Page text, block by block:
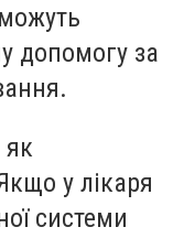
допомогу за
як
у лікаря
системи